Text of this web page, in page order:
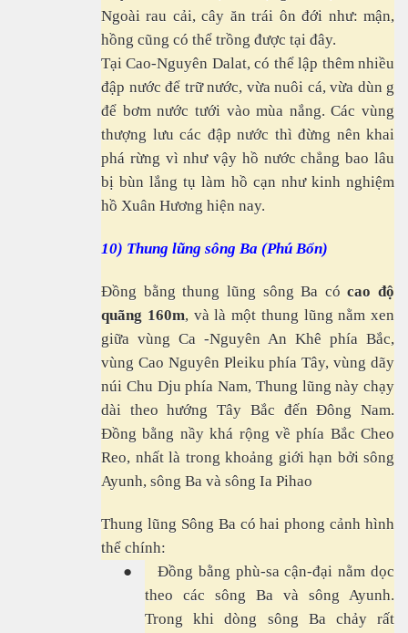
Ngoài rau cải, cây ăn trái ôn đới như: mận,
hồng cũng có thể trồng được tại đây.
Tại Cao-Nguyên Dalat, có thể lập thêm nhiều
đập nước để trữ nước, vừa nuôi cá, vừa dùn g
để bơm nước tưới vào mùa nắng. Các vùng
thượng lưu các đập nước thì đừng nên khai
phá rừng vì như vậy hồ nước chẳng bao lâu
bị bùn lắng tụ làm hồ cạn như kinh nghiệm
hồ Xuân Hương hiện nay.
10) Thung lũng sông Ba (Phú Bổn)
Đồng bằng thung lũng sông Ba cócao độ
quãng 160m, và là một thung lũng nằm xen
giữa vùng Ca -Nguyên An Khê phía Bắc,
vùng Cao Nguyên Pleiku phía Tây, vùng dãy
núi Chu Dju phía Nam, Thung lũng này chạy
dài theo hướng Tây Bắc đến Đông Nam.
Đồng bằng nầy khá rộng về phía Bắc Cheo
Reo, nhất là trong khoảng giới hạn bởi sông
Ayunh, sông Ba và sông Ia Pihao
Thung lũng Sông Ba có hai phong cảnh hình
thể chính:
●
Đồng bằng phù-sa cận-đại nằm dọc
theo các sông Ba và sông Ayunh.
Trong khi dòng sông Ba chảy rất